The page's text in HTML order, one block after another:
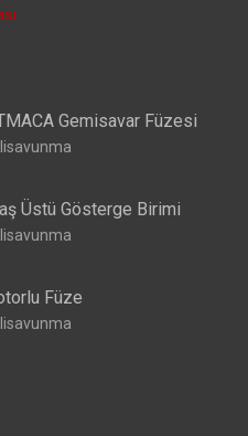
Gemisavar Füzesi
Üstü Gösterge Birimi
Füze